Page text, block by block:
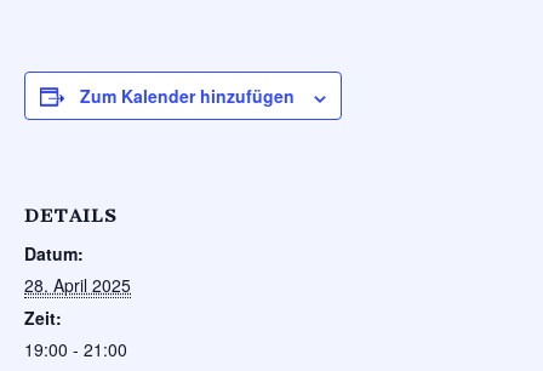
Zum Kalender hinzufügen
DETAILS
Datum:
28. April 2025
Zeit:
19:00 - 21:00